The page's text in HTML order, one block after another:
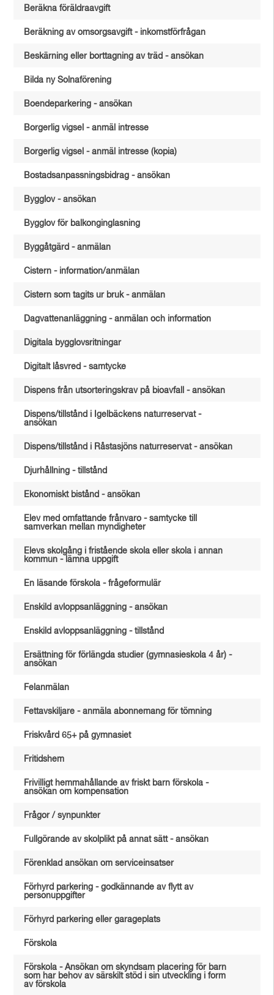
Beräkna föräldraavgift
Beräkning av omsorgsavgift - inkomstförfrågan
Beskärning eller borttagning av träd - ansökan
Bilda ny Solnaförening
Boendeparkering - ansökan
Borgerlig vigsel - anmäl intresse
Borgerlig vigsel - anmäl intresse (kopia)
Bostadsanpassningsbidrag - ansökan
Bygglov - ansökan
Bygglov för balkonginglasning
Byggåtgärd - anmälan
Cistern - information/anmälan
Cistern som tagits ur bruk - anmälan
Dagvattenanläggning - anmälan och information
Digitala bygglovsritningar
Digitalt låsvred - samtycke
Dispens från utsorteringskrav på bioavfall - ansökan
Dispens/tillstånd i Igelbäckens naturreservat -
ansökan
Dispens/tillstånd i Råstasjöns naturreservat - ansökan
Djurhållning - tillstånd
Ekonomiskt bistånd - ansökan
Elev med omfattande frånvaro - samtycke till
samverkan mellan myndigheter
Elevs skolgång i fristående skola eller skola i annan
kommun - lämna uppgift
En läsande förskola - frågeformulär
Enskild avloppsanläggning - ansökan
Enskild avloppsanläggning - tillstånd
Ersättning för förlängda studier (gymnasieskola 4 år) -
ansökan
Felanmälan
Fettavskiljare - anmäla abonnemang för tömning
Friskvård 65+ på gymnasiet
Fritidshem
Frivilligt hemmahållande av friskt barn förskola -
ansökan om kompensation
Frågor / synpunkter
Fullgörande av skolplikt på annat sätt - ansökan
Förenklad ansökan om serviceinsatser
Förhyrd parkering - godkännande av flytt av
personuppgifter
Förhyrd parkering eller garageplats
Förskola
Förskola - Ansökan om skyndsam placering för barn
som har behov av särskilt stöd i sin utveckling i form
av förskola